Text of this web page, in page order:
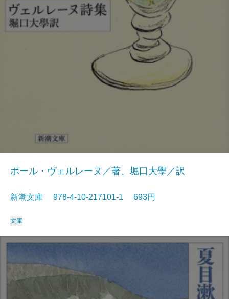
ポール・ヴェルレーヌ／著、堀口大學／訳
新潮文庫 978-4-10-217101-1 693円
文庫